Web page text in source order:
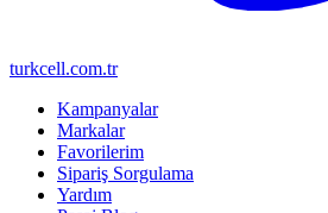
turkcell.com.tr
Kampanyalar
Markalar
Favorilerim
Sipariş Sorgulama
Yardım